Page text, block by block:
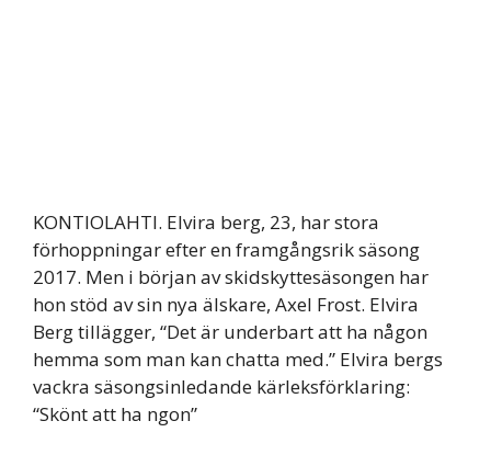
KONTIOLAHTI. Elvira berg, 23, har stora
förhoppningar efter en framgångsrik säsong
2017. Men i början av skidskyttesäsongen har
hon stöd av sin nya älskare, Axel Frost. Elvira
Berg tillägger, “Det är underbart att ha någon
hemma som man kan chatta med.” Elvira bergs
vackra säsongsinledande kärleksförklaring:
“Skönt att ha ngon”